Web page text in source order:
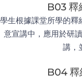
B03 釋
學生根據課堂所學的釋
意宣講中，應用於研
講，
B04 釋